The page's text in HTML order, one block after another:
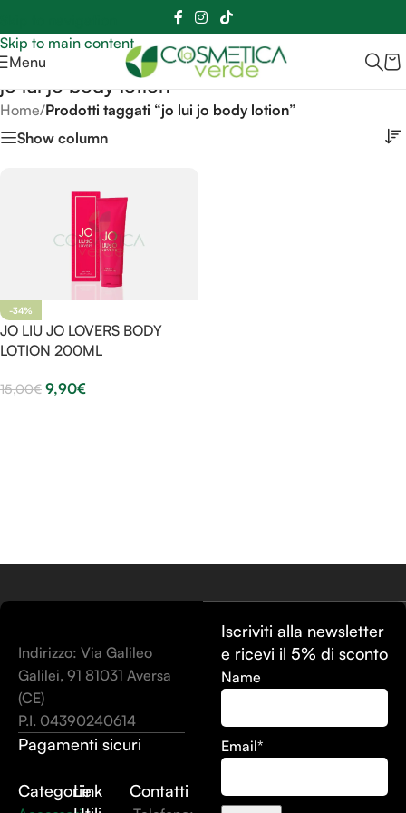
Skip to main content
Sei hai domande contattaci 📲3341056025 - 3886572748
Menu
jo lui jo body lotion
Home/Prodotti taggati “jo lui jo body lotion”
Show column
-34%
JO LIU JO LOVERS BODY
LOTION 200ML
15,00€ 9,90€
Indirizzo: Via Galileo
Galilei, 91 81031 Aversa
(CE)
P.I. 04390240614
Pagamenti sicuri
Categorie
Link
Contatti
Iscriviti alla newsletter
e ricevi il 5% di sconto
Name
Email*